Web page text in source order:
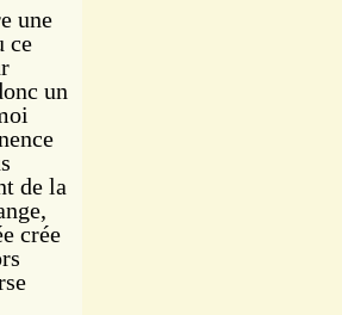
une
ce
un
de la
crée